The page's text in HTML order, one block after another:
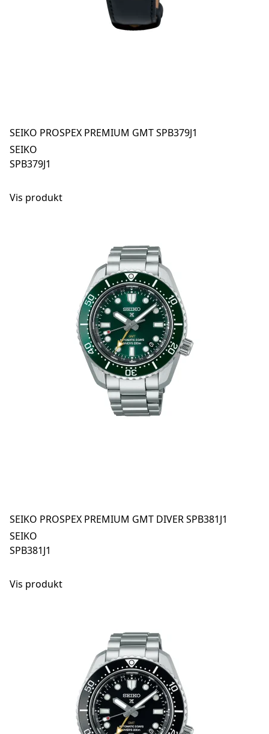
SEIKO PROSPEX PREMIUM GMT SPB379J1
SEIKO
SPB379J1
Vis produkt
SEIKO PROSPEX PREMIUM GMT DIVER SPB381J1
SEIKO
SPB381J1
Vis produkt